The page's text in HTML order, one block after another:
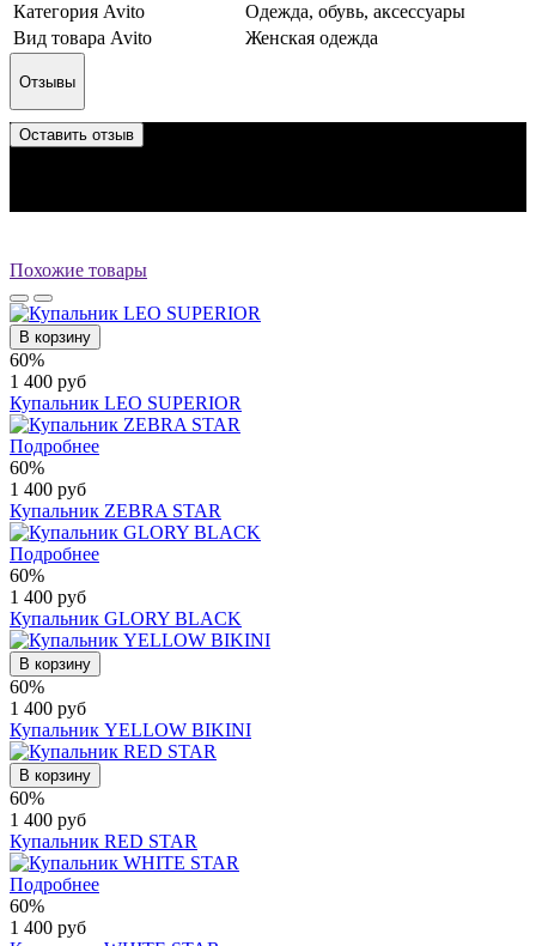
Категория Avito
Одежда, обувь, аксессуары
Вид товара Avito
Женская одежда
Отзывы
Оставить отзыв
Похожие товары
В корзину
60%
1 400 руб
Купальник LEO SUPERIOR
Подробнее
60%
1 400 руб
Купальник ZEBRA STAR
Подробнее
60%
1 400 руб
Купальник GLORY BLACK
В корзину
60%
1 400 руб
Купальник YELLOW BIKINI
В корзину
60%
1 400 руб
Купальник RED STAR
Подробнее
60%
1 400 руб